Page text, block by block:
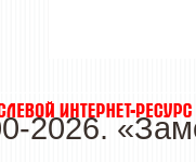
2026.